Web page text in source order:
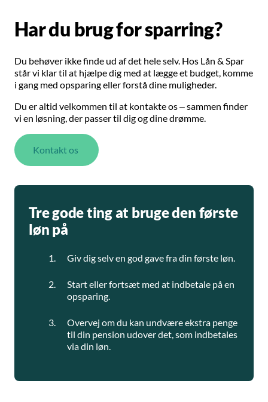
Har du brug for sparring?
Du behøver ikke finde ud af det hele selv. Hos Lån & Spar
står vi klar til at hjælpe dig med at lægge et budget, komme
i gang med opsparing eller forstå dine muligheder.
Du er altid velkommen til at kontakte os – sammen finder
vi en løsning, der passer til dig og dine drømme.
Kontakt os
Tre gode ting at bruge den første
løn på
Giv dig selv en god gave fra din første løn.
Start eller fortsæt med at indbetale på en
opsparing.
Overvej om du kan undvære ekstra penge
til din pension udover det, som indbetales
via din løn.